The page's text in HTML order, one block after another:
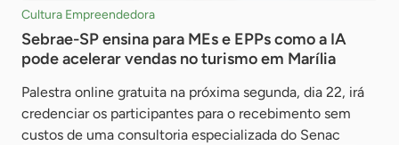
Cultura Empreendedora
Sebrae-SP ensina para MEs e EPPs como a IA
pode acelerar vendas no turismo em Marília
Palestra online gratuita na próxima segunda, dia 22, irá
credenciar os participantes para o recebimento sem
custos de uma consultoria especializada do Senac